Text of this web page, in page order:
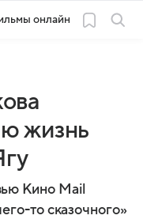
онлайн
жизнь
Кино Mail
то сказочного»